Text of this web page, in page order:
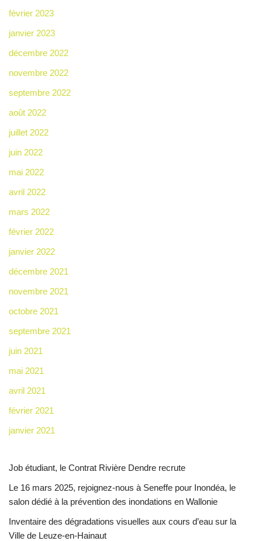
février 2023
janvier 2023
décembre 2022
novembre 2022
septembre 2022
août 2022
juillet 2022
juin 2022
mai 2022
avril 2022
mars 2022
février 2022
janvier 2022
décembre 2021
novembre 2021
octobre 2021
septembre 2021
juin 2021
mai 2021
avril 2021
février 2021
janvier 2021
Job étudiant, le Contrat Rivière Dendre recrute
Le 16 mars 2025, rejoignez-nous à Seneffe pour Inondéa, le
salon dédié à la prévention des inondations en Wallonie
Inventaire des dégradations visuelles aux cours d’eau sur la
Ville de Leuze-en-Hainaut